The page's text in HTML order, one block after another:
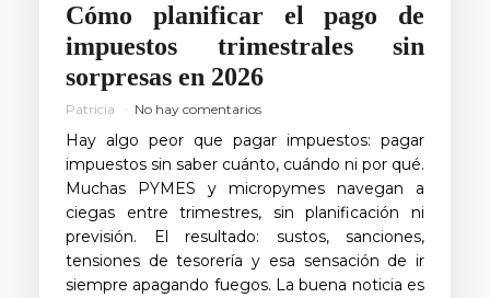
Cómo planificar el pago de
impuestos trimestrales sin
sorpresas en 2026
Patricia No hay comentarios
Hay algo peor que pagar impuestos: pagar
impuestos sin saber cuánto, cuándo ni por qué.
Muchas PYMES y micropymes navegan a
ciegas entre trimestres, sin planificación ni
previsión. El resultado: sustos, sanciones,
tensiones de tesorería y esa sensación de ir
siempre apagando fuegos. La buena noticia es